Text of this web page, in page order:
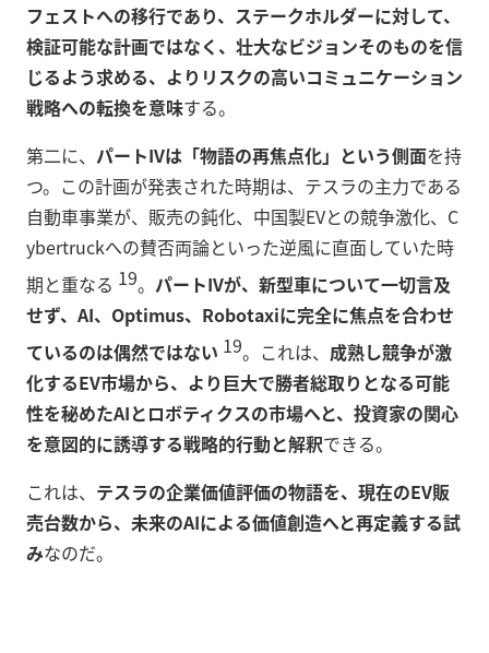
フェストへの移行であり、ステークホルダーに対して、
検証可能な計画ではなく、壮大なビジョンそのものを信
じるよう求める、よりリスクの高いコミュニケーション
戦略への転換を意味する。
第二に、 パートIVは「物語の再焦点化」という側面を持
つ。この計画が発表された時期は、テスラの主力である
自動車事業が、販売の鈍化、中国製EVとの競争激化、C
ybertruckへの賛否両論といった逆風に直面していた時
期と重なる 19。 パートIVが、新型車について一切言及
せず、AI、Optimus、Robotaxiに完全に焦点を合わせ
ているのは偶然ではない 19。これは、 成熟し競争が激
化するEV市場から、より巨大で勝者総取りとなる可能
性を秘めたAIとロボティクスの市場へと、投資家の関心
を意図的に誘導する戦略的行動と解釈できる。
これは、 テスラの企業価値評価の物語を、現在のEV販
売台数から、未来のAIによる価値創造へと再定義する試
みなのだ。